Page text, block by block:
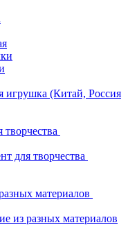
игрушка (Китай, Россия
для творчества
материалов
из разных материалов